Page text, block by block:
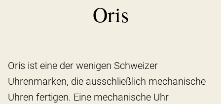
Oris
Oris ist eine der wenigen Schweizer
Uhrenmarken, die ausschließlich mechanische
Uhren fertigen. Eine mechanische Uhr